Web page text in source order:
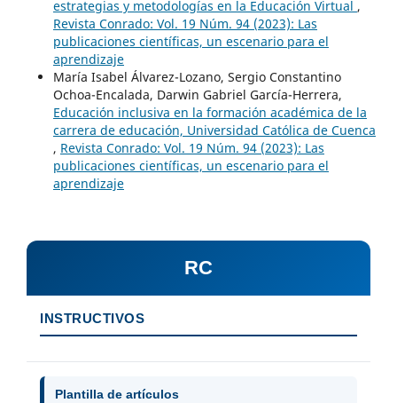
estrategias y metodologías en la Educación Virtual ,
Revista Conrado: Vol. 19 Núm. 94 (2023): Las
publicaciones científicas, un escenario para el
aprendizaje
María Isabel Álvarez-Lozano, Sergio Constantino
Ochoa-Encalada, Darwin Gabriel García-Herrera,
Educación inclusiva en la formación académica de la
carrera de educación, Universidad Católica de Cuenca
, Revista Conrado: Vol. 19 Núm. 94 (2023): Las
publicaciones científicas, un escenario para el
aprendizaje
RC
INSTRUCTIVOS
Plantilla de artículos